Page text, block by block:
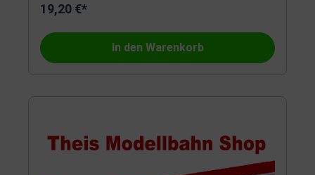
19,20 €*
In den Warenkorb